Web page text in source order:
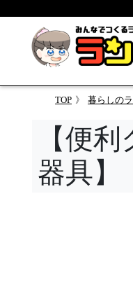
TOP 暮らしの
【便
器具】